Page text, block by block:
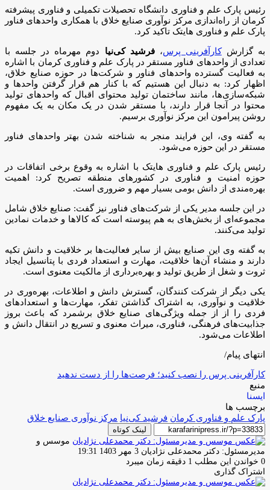
رئیس پارک علم و فناوری دانشگاه تحصیلات تکمیلی و فناوری پیشرفته
کرمان از راه‌اندازی مرکز نوآوری صنایع خلاق با همکاری واحدهای فناور
پارک علم و فناوری هایتک تاکید کرد.
به گزارشکارآفرینی پرس،فرشید کی‌نیا دوم مهرماه در جلسه با
تعدادی از واحدهای فناور مستقر در پارک علم و فناوری کرمان با اشاره
به فعالیت گسترده واحدهای فناور و شرکت‌ها در حوزه صنایع خلاق،
اظهار کرد: به دنبال این هستیم که با کنار هم قرار گرفتن واحدها و
شبکه‌سازی‌ها، مانند ساختمان تولید محتوای اقبال که واحدهای تولید
محتوا در آنجا قرار دارند، با مستقر شدن در یک مکان به یک مفهوم
روشن پیرامون این مرکز نوآوری برسیم.
به گفته وی، این فرایند منجر به شناخته شدن بهتر واحدهای فناور
مستقر در این حوزه می‌شود.
رئیس پارک علم و فناوری هایتک با اشاره به وقوع برخی اتفاقات در
حوزه امنیت و فناوری در کشورهای منطقه تصریح کرد: اهمیت
بهره‌مندی از دانش بومی بسیار مهم و ضروری است.
در این جلسه مدیر یکی از شرکت‌های فناور نیز گفت: صنایع خلاق شامل
مجموعه‌ای از بخش‌های به هم پیوسته است که کالاها و خدمات نمادین
تولید می‌کنند.
به گفته وی این صنایع بیش از سایر فعالیت‌ها بر خلاقیت و دانش تکیه
دارند و منشاء آن‌ها خلاقیت، مهارت و استعداد فردی با پتانسیل ایجاد
ثروت و شغل از طریق تولید و بهره‌برداری از مالکیت معنوی است.
یکی دیگر از شرکت کنندگان، گسترش دانش و اطلاعات، بهره‌وری در
خلاقیت و نوآوری، به اشتراک گذاشتن تفکر، مهارت‌ها و استعدادهای
فردی را از از جمله ویژگی‌های صنایع خلاق برشمرد که باعث بروز
جذابیت‌های فرهنگی، فناوری، میراث معنوی و تسریع در انتقال دانش و
اطلاعات می‌شود.
انتهای پیام/
کارآفرینی پرس را نصب کنید؛ فرصت‌ها را از دست ندهید
منبع
ایسنا
برچسب ها
پارک علم و فناوری کرمان فرشید کی‌نیا مرکز نوآوری صنایع خلاق
لینک کوتاه
موسس و
مدیرمسئول: دکتر محمدعلی نژادیان ارسال
ایمیل
3 مهر 1403 19:31
0 خواندن این مطلب 1 دقیقه زمان میبرد
اشتراک گذاری
فیس
توئیتر
لینکدین
واتس
تلگرام
اشتراک
چاپ